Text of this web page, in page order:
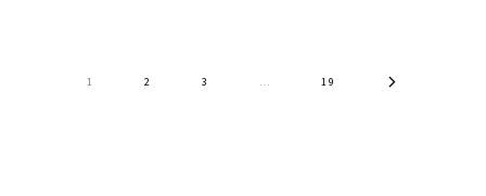
1 2 3 … 19